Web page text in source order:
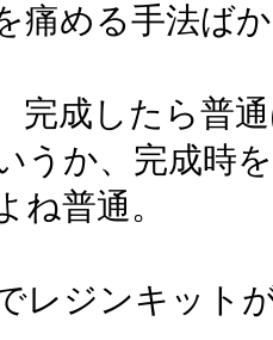
痛める手法ば
完成したら普
うか、完成時
ね普通。
レジンキット